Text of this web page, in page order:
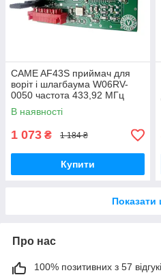
CAME AF43S приймач для
воріт і шлагбаума W06RV-
0050 частота 433,92 МГц
В наявності
1 073 ₴ 1 184 ₴
Купити
Показати
Про нас
100% позитивних з 57